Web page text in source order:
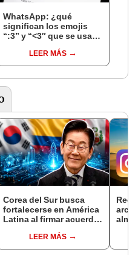
WhatsApp: ¿qué
significan los emojis
“:3” y “<3″ que se usan
LEER MÁS
Corea del Sur busca
fortalecerse en América
Latina al firmar acuerdo
proyectos de tecnología
e innovación
LEER MÁS